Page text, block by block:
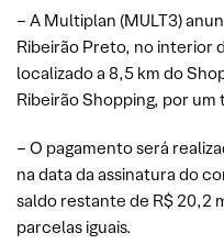
– A Multiplan (MULT3)
Ribeirão Preto, no interior
localizado a 8,5 km do
Ribeirão Shopping, por
– O pagamento será
na data da assinatura do
saldo restante de R$ 20,2
parcelas iguais.